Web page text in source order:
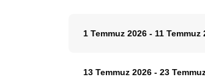
1 Temmuz 2026 - 11 Temmuz
13 Temmuz 2026 - 23